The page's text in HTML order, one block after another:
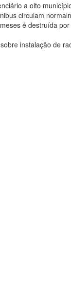
a oito
circulam
é destruída
instalação de